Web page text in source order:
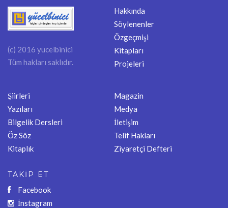
(c) 2016 yucelbinici
Tüm hakları saklıdır.
Hakkında
Söylenenler
Özgeçmişi
Kitapları
Projeleri
Şiirleri
Yazıları
Bilgelik Dersleri
Öz Söz
Kitaplık
Magazin
Medya
İletişim
Telif Hakları
Ziyaretçi Defteri
TAKİP ET
Facebook
İnstagram